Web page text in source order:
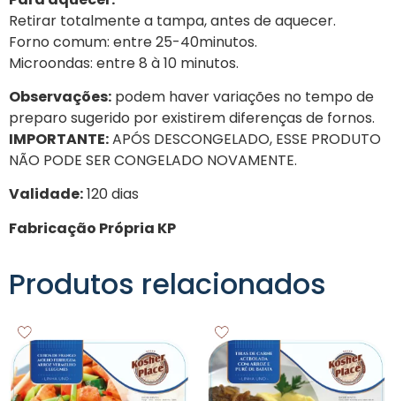
Retirar totalmente a tampa, antes de aquecer.
Forno comum: entre 25-40minutos.
Microondas: entre 8 à 10 minutos.
Observações: podem haver variações no tempo de
preparo sugerido por existirem diferenças de fornos.
IMPORTANTE:APÓS DESCONGELADO, ESSE PRODUTO
NÃO PODE SER CONGELADO NOVAMENTE.
Validade:120 dias
Fabricação Própria KP
Produtos relacionados